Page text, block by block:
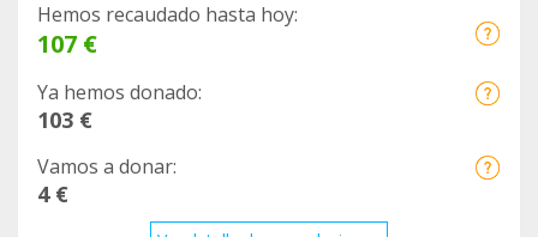
Hemos recaudado hasta hoy:
107 €
Ya hemos donado:
103 €
Vamos a donar:
4 €